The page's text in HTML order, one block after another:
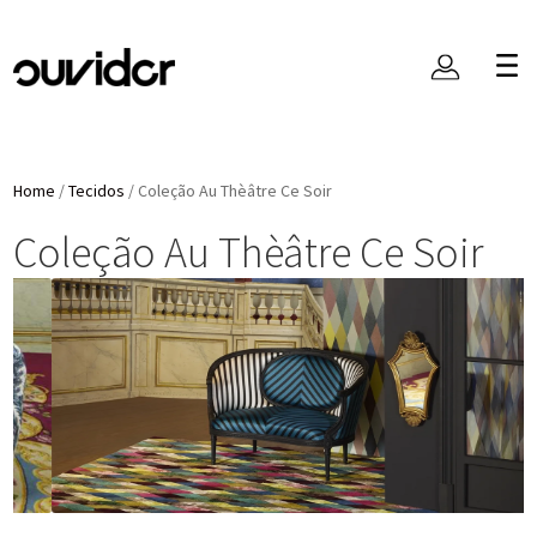
Home /Tecidos /Coleção Au Thèâtre Ce Soir
Coleção Au Thèâtre Ce Soir